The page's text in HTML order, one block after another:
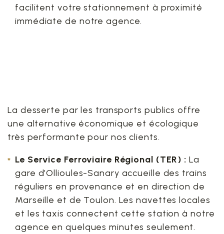
facilitent votre stationnement à proximité
immédiate de notre agence.
La desserte par les transports publics offre
une alternative économique et écologique
très performante pour nos clients.
Le Service Ferroviaire Régional (TER) : La
gare d’Ollioules-Sanary accueille des trains
réguliers en provenance et en direction de
Marseille et de Toulon. Les navettes locales
et les taxis connectent cette station à notre
agence en quelques minutes seulement.